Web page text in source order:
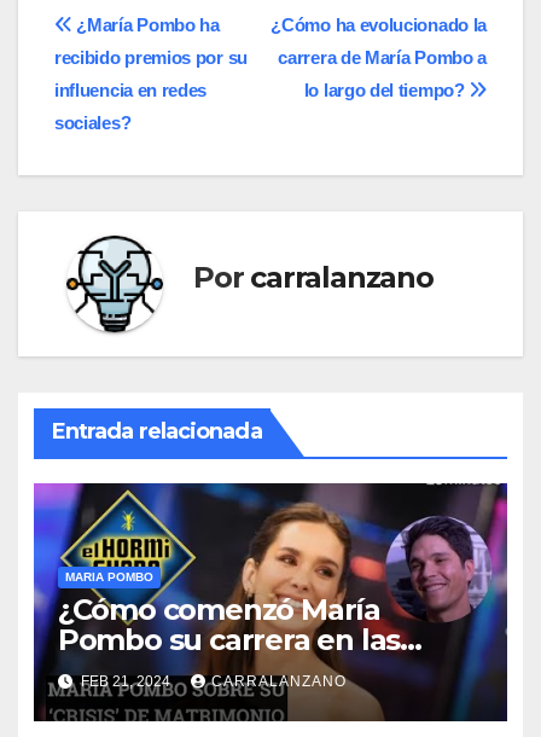
Navegación
de
entradas
¿Cómo ha evolucionado la
carrera de María Pombo a
lo largo del tiempo?
¿María Pombo ha
recibido premios por su
influencia en redes
sociales?
Por carralanzano
Entrada relacionada
MARIA POMBO
¿Cómo comenzó María
Pombo su carrera en las
redes sociales?
FEB 21, 2024 CARRALANZANO